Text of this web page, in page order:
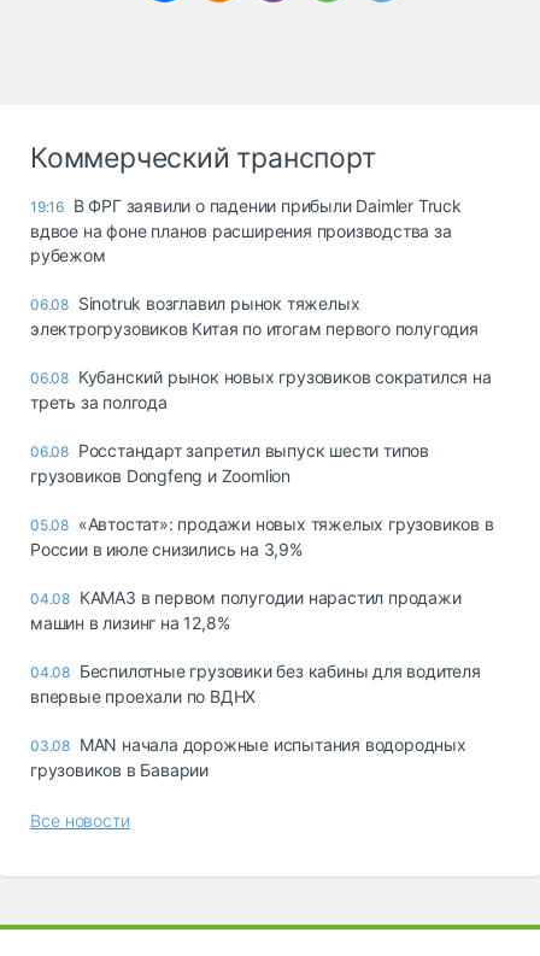
Коммерческий транспорт
19:16 В ФРГ заявили о падении прибыли Daimler Truck
вдвое на фоне планов расширения производства за
рубежом
06.08 Sinotruk возглавил рынок тяжелых
электрогрузовиков Китая по итогам первого полугодия
06.08 Кубанский рынок новых грузовиков сократился на
треть за полгода
06.08 Росстандарт запретил выпуск шести типов
грузовиков Dongfeng и Zoomlion
05.08 «Автостат»: продажи новых тяжелых грузовиков в
России в июле снизились на 3,9%
04.08 КАМАЗ в первом полугодии нарастил продажи
машин в лизинг на 12,8%
04.08 Беспилотные грузовики без кабины для водителя
впервые проехали по ВДНХ
03.08 MAN начала дорожные испытания водородных
грузовиков в Баварии
Все новости